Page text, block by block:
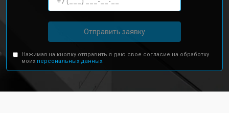
Отправить заявку
Нажимая на кнопку отправить я даю свое согласие на обработку
моих персональных данных.